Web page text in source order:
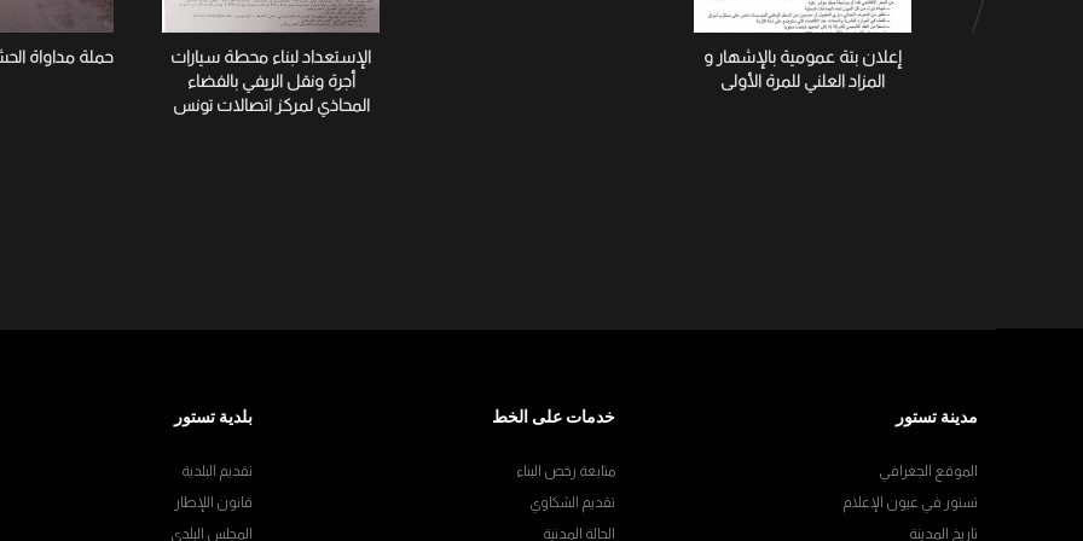
إعلان بتة عمومية بالإشهار و
المزاد العلني للمرة الأولى
الإستعداد لبناء محطة سيارات
أجرة ونقل الريفي بالفضاء
المحاذي لمركز اتصالات تونس
حملة مداواة
مدينة تستور
الموقع الجغرافي
تستور في عيون الإعلام
تاريخ المدينة
خدمات على الخط
متابعة رخص البناء
تقديم الشكاوي
الحالة المدنية
بلدية تستور
تقديم البلدية
قانون اللإطار
المجلس البلدي